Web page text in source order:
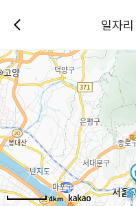
일자
4km
4km
4km
4km
4km
4km
4km
4km